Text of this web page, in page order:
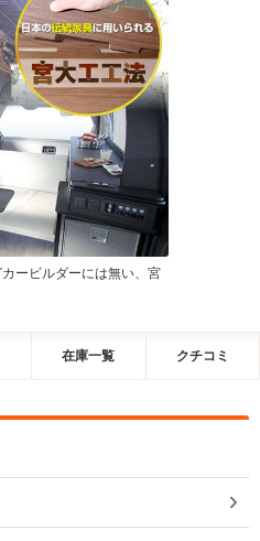
ービルダーには無い、宮
在庫一覧 クチコミ